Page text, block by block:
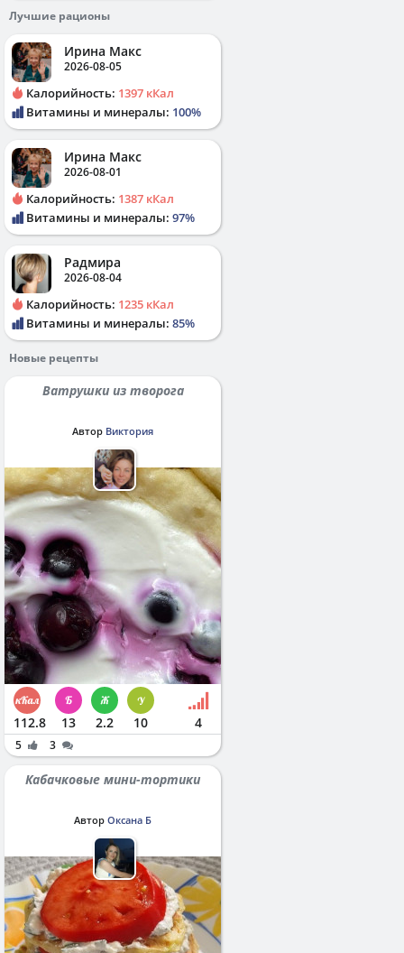
Лучшие рационы
Ирина Макс
2026-08-05
Калорийность: 1397 кКал
Витамины и минералы: 100%
Ирина Макс
2026-08-01
Калорийность: 1387 кКал
Витамины и минералы: 97%
Радмира
2026-08-04
Калорийность: 1235 кКал
Витамины и минералы: 85%
Новые рецепты
Ватрушки из творога
Автор Виктория
112.8 13 2.2 10 4
5 3
Кабачковые мини-тортики
Автор Оксана Б